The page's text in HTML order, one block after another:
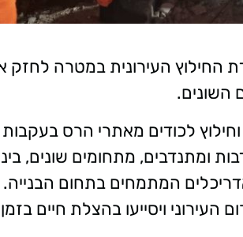
החילוץ העירונית במטרה
השונים.
לכודים מאתרי הרס
ומתנדבים, מתחומים שונים,
המתמחים בתחום
העירוני ויסייעו בהצלת חיים